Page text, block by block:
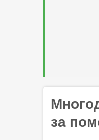
за